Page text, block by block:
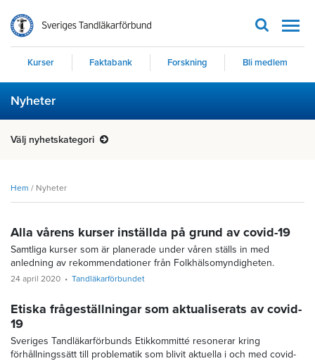
Kurser Faktabank Forskning Bli medlem
Nyheter
Välj nyhetskategori
Hem / Nyheter
Alla vårens kurser inställda på grund av covid-19
Samtliga kurser som är planerade under våren ställs in med
anledning av rekommendationer från Folkhälsomyndigheten.
24 april 2020 Tandläkarförbundet
Etiska frågeställningar som aktualiserats av covid-
19
Sveriges Tandläkarförbunds Etikkommitté resonerar kring
förhållningssätt till problematik som blivit aktuella i och med covid-